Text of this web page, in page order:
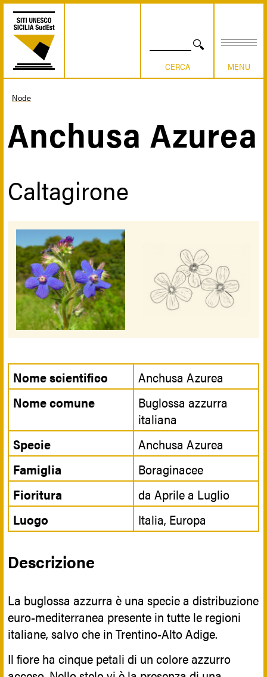
Skip
Breadcrumb
Node
Anchusa Azurea
Caltagirone
Nome scientifico
Anchusa Azurea
Nome comune
Buglossa azzurra
italiana
Specie
Anchusa Azurea
Famiglia
Boraginacee
Fioritura
da Aprile a Luglio
Luogo
Italia, Europa
Descrizione
La buglossa azzurra è una specie a distribuzione
euro-mediterranea presente in tutte le regioni
italiane, salvo che in Trentino-Alto Adige.
Il fiore ha cinque petali di un colore azzurro